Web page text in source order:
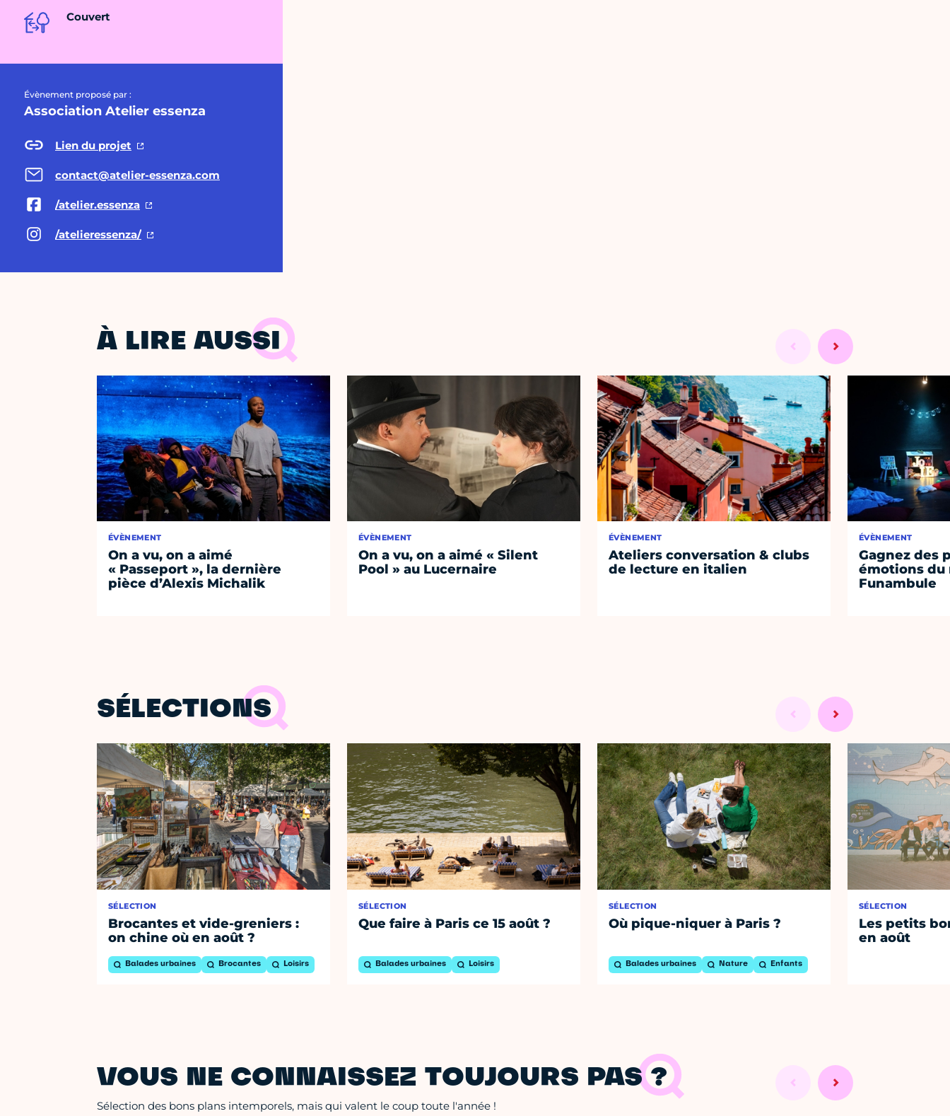
Couvert
Évènement proposé par :
Association Atelier essenza
Lien du projet
contact@atelier-essenza.com
/atelier.essenza
/atelieressenza/
À LIRE AUSSI
ÉVÈNEMENT
On a vu, on a aimé
« Passeport », la dernière
pièce d’Alexis Michalik
ÉVÈNEMENT
On a vu, on a aimé « Silent
Pool » au Lucernaire
ÉVÈNEMENT
Ateliers conversation & clubs
de lecture en italien
ÉVÈNEMENT
Gagnez des
émotions du
Funambule
SÉLECTIONS
SÉLECTION
Brocantes et vide-greniers :
on chine où en août ?
Balades urbaines Brocantes Loisirs
SÉLECTION
Que faire à Paris ce 15 août ?
Balades urbaines Loisirs
SÉLECTION
Où pique-niquer à Paris ?
Balades urbaines Nature Enfants
SÉLECTION
Les petits
en août
VOUS NE CONNAISSEZ TOUJOURS PAS ?
Sélection des bons plans intemporels, mais qui valent le coup toute l'année !